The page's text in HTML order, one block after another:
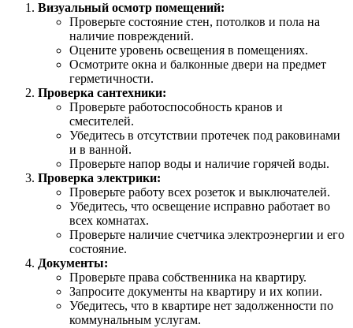
Визуальный осмотр помещений:
Проверьте состояние стен, потолков и пола на
наличие повреждений.
Оцените уровень освещения в помещениях.
Осмотрите окна и балконные двери на предмет
герметичности.
Проверка сантехники:
Проверьте работоспособность кранов и
смесителей.
Убедитесь в отсутствии протечек под раковинами
и в ванной.
Проверьте напор воды и наличие горячей воды.
Проверка электрики:
Проверьте работу всех розеток и выключателей.
Убедитесь, что освещение исправно работает во
всех комнатах.
Проверьте наличие счетчика электроэнергии и его
состояние.
Документы:
Проверьте права собственника на квартиру.
Запросите документы на квартиру и их копии.
Убедитесь, что в квартире нет задолженности по
коммунальным услугам.